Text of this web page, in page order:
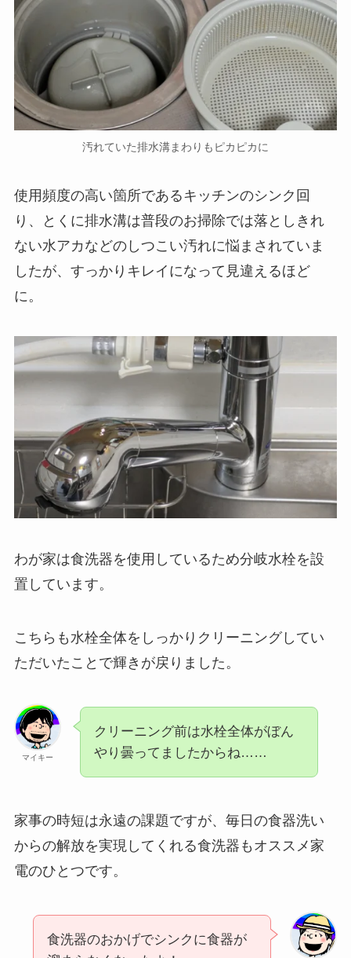
汚れていた排水溝まわりもピカピカに
使用頻度の高い箇所であるキッチンのシンク回
り、とくに排水溝は普段のお掃除では落としきれ
ない水アカなどのしつこい汚れに悩まされていま
したが、すっかりキレイになって見違えるほど
に。
わが家は食洗器を使用しているため分岐水栓を設
置しています。
こちらも水栓全体をしっかりクリーニングしてい
ただいたことで輝きが戻りました。
マイキー
クリーニング前は水栓全体がぼん
やり曇ってましたからね……
家事の時短は永遠の課題ですが、毎日の食器洗い
からの解放を実現してくれる食洗器もオススメ家
電のひとつです。
食洗器のおかげでシンクに食器が